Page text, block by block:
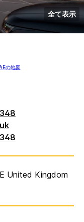
全て表示
United Kingdom